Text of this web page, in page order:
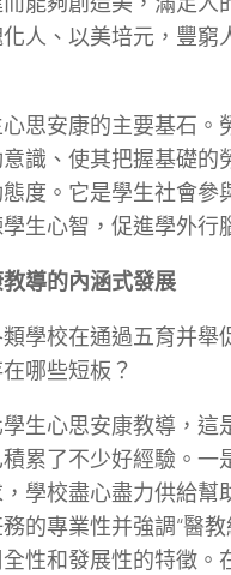
人、以美培元，豐
思安康的主要基石
識、使其把握基礎的
度。它是學生社會
生心智，促進學外行
導的內涵式發展
學校在通過五育并
哪些短板？
生心思安康教導，
累了不少好經驗。
學校盡心盡力供給
的專業性并強調“醫
性和發展性的特徵